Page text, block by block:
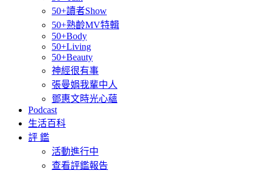
50+讀者Show
50+熟齡MV特輯
50+Body
50+Living
50+Beauty
神經很有事
張曼娟我輩中人
鄧惠文時光心蘊
Podcast
生活百科
評 鑑
活動進行中
查看評鑑報告